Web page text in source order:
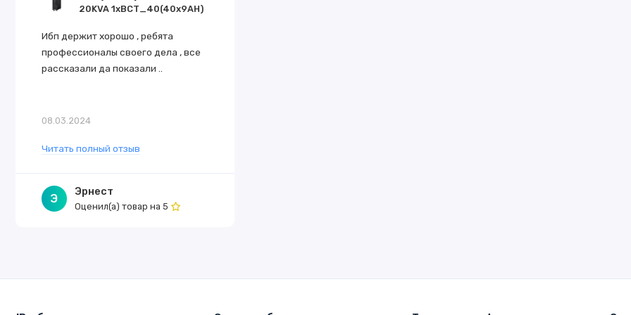
20KVA 1xBCT_40(40x9AH)
Ибп держит хорошо , ребята
профессионалы своего дела , все
рассказали да показали ..
08.03.2024
Читать полный отзыв
Э
Эрнест
Оценил(а) товар на5